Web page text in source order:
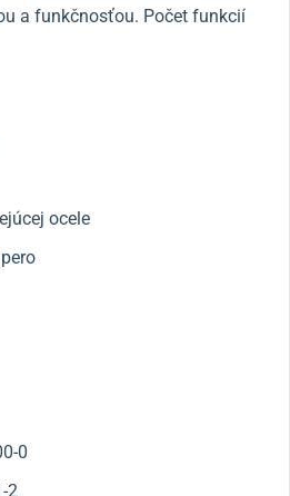
a funkčnosťou. Počet funkcií
ocele
0
2